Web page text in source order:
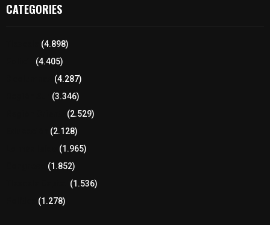
CATEGORIES
(4.898)
(4.405)
(4.287)
(3.346)
(2.529)
(2.128)
(1.965)
(1.852)
(1.536)
(1.278)